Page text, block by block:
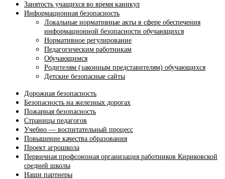
Занятость учащихся во время каникул
Информационная безопасность
Локальные нормативные акты в сфере обеспечения
информационной безопасности обучающихся
Нормативное регулирование
Педагогическим работникам
Обучающимся
Родителям (законным представителям) обучающихся
Детские безопасные сайты
Дорожная безопасность
Безопасность на железных дорогах
Пожарная безопасность
Страницы педагогов
Учебно — воспитательный процесс
Повышение качества образования
Проект агрошкола
Первичная профсоюзная организация работников Кириковской
средней школы
Наши партнеры